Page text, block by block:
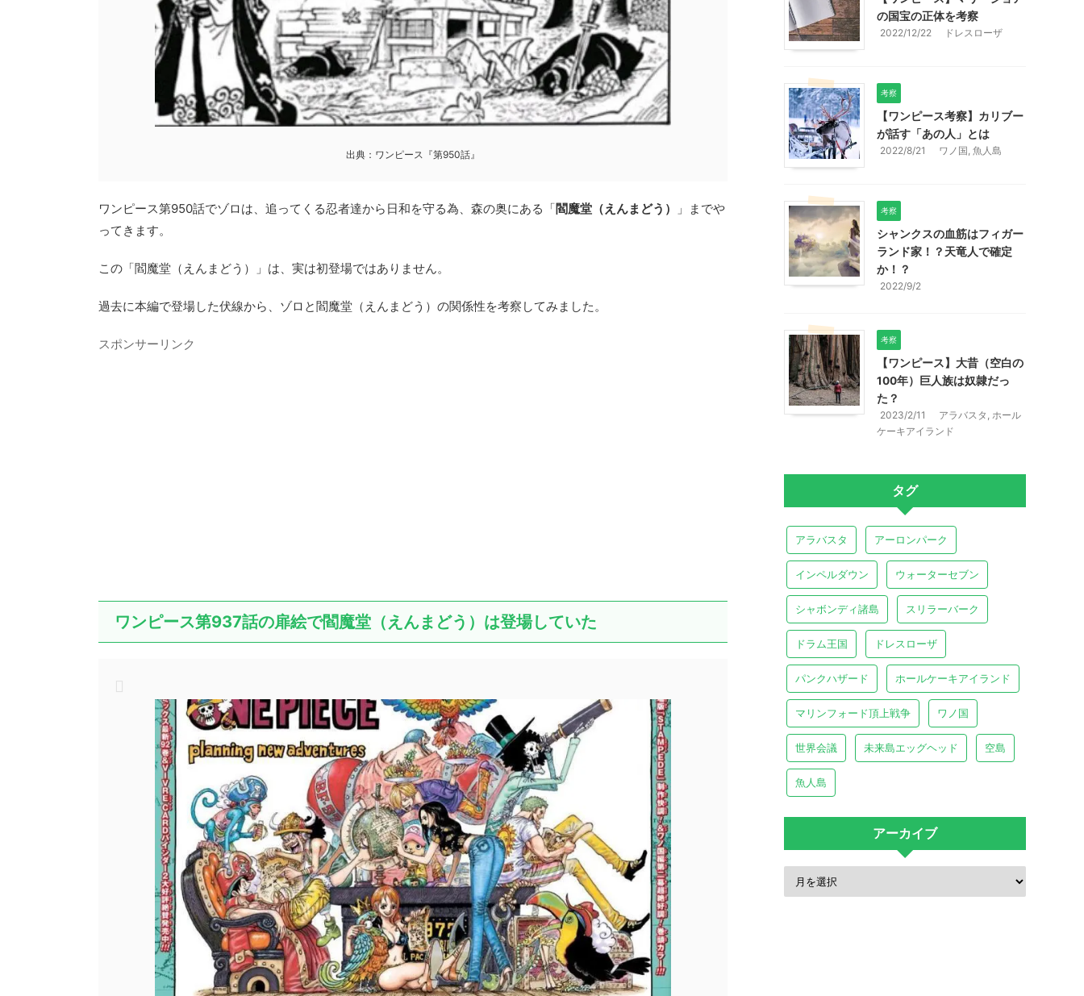
出典：ワンピース『第950話』
ワンピース第950話でゾロは、追ってくる忍者達から日和を守る為、森の奥にある「閻魔堂（えんまどう）
」までや
ってきます。
この「閻魔堂（えんまどう）」は、実は初登場ではありません。
過去に本編で登場した伏線から、ゾロと閻魔堂（えんまどう）の関係性を考察してみました。
スポンサーリンク
ワンピース第937話の扉絵で閻魔堂（えんまどう）は登場していた
の国宝の正体を考察
2022/12/22 ドレスローザ
考察
【ワンピース考察】カリブー
が話す「あの人」とは
2022/8/21 ワノ国, 魚人島
考察
シャンクスの血筋はフィガー
ランド家！？天竜人で確定
か！？
2022/9/2
考察
【ワンピース】大昔（空白の
100年）巨人族は奴隷だっ
た？
2023/2/11 アラバスタ , ホール
ケーキアイランド
タグ
アラバスタ アーロンパーク
インペルダウン ウォーターセブン
シャボンディ諸島 スリラーバーク
ドラム王国 ドレスローザ
パンクハザード ホールケーキアイランド
マリンフォード頂上戦争 ワノ国
世界会議 未来島エッグヘッド 空島
魚人島
アーカイブ